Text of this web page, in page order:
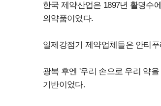
한국 제약산업은 1897년 활명수
의약품이었다.
일제강점기 제약업체들은 안티
광복 후엔 '우리 손으로 우리 약
기반이었다.